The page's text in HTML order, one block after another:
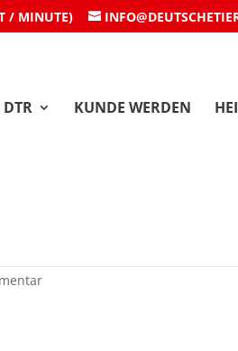
/ MINUTE)
DTR KUNDE WERDEN